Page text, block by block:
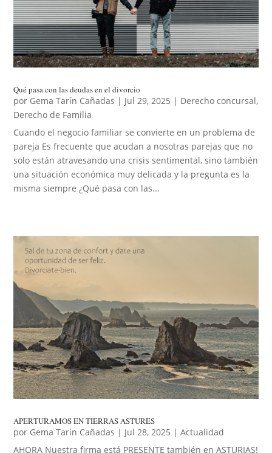
Qué pasa con las deudas en el divorcio
por Gema Tarín Cañadas | Jul 29, 2025 | Derecho concursal,
Derecho de Familia
Cuando el negocio familiar se convierte en un problema de
pareja Es frecuente que acudan a nosotras parejas que no
solo están atravesando una crisis sentimental, sino también
una situación económica muy delicada y la pregunta es la
misma siempre ¿Qué pasa con las...
APERTURAMOS EN TIERRAS ASTURES
por Gema Tarín Cañadas | Jul 28, 2025 |Actualidad
AHORA Nuestra firma está PRESENTE también en ASTURIAS!